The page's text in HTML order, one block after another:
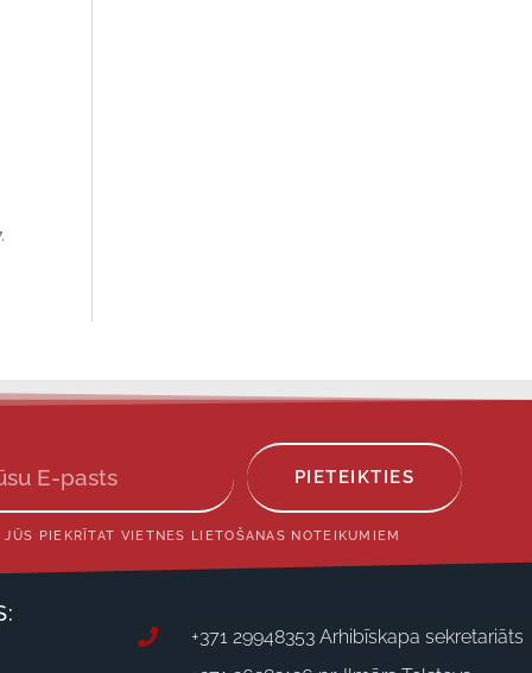
PIETEIKTIES
PIEKRĪTAT VIETNES LIETOŠANAS NOTEIKUMIEM
+371 29948353 Arhibīskapa sekretariāts